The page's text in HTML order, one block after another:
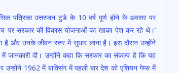
पत्रिका उत्तरजन टुडे के 10 वर्ष पूर्ण होने के अवसर पर
पर सरकार की विकास योजनाओं का खाका पेश कर रहे थे।‘
है और उनके जीवन स्तर में सुधार लाना है। इस दौरान उन्होंने
जानकारी दी। उन्होंने कहा कि सरकार का संकल्प है कि यह
1962 में बाक्सिंग में पहली बार देश को एशियन गेम्स में